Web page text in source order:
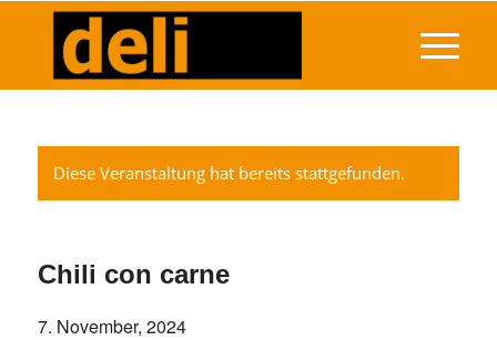
Diese Veranstaltung hat bereits stattgefunden.
Chili con carne
7. November, 2024